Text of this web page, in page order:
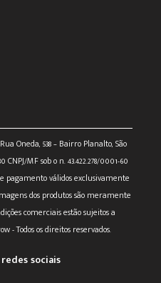
Oneda, 538 – Bairro Planalto, São
CNPJ/MF sob o n. 43.422.278/0001-60
de pagamento válidos exclusivamente
dos produtos são meramente
comerciais estão sujeitos a
- Todos os direitos reservados.
sociais